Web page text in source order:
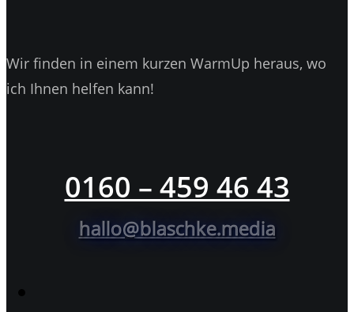
Wir finden in einem kurzen WarmUp heraus, wo
ich Ihnen helfen kann!
0160 – 459 46 43
hallo@blaschke.media